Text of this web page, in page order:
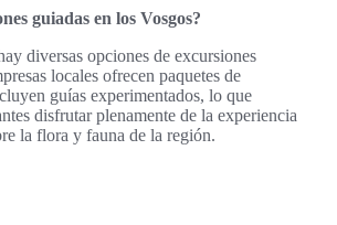
guiadas en los Vosgos?
diversas opciones de excursiones
locales ofrecen paquetes de
guías experimentados, lo que
disfrutar plenamente de la experiencia
la flora y fauna de la región.